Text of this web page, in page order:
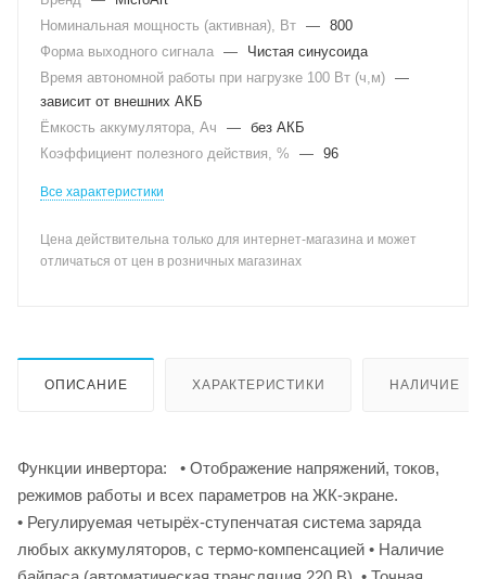
Номинальная мощность (активная), Вт — 800
Форма выходного сигнала —
Чистая синусоида
Время автономной работы при нагрузке 100 Вт (ч,м) —
зависит от внешних АКБ
Ёмкость аккумулятора, Ач
— без АКБ
Коэффициент полезного действия, %
— 96
Все характеристики
Цена действительна только для интернет-магазина и может
отличаться от цен в розничных магазинах
ОПИСАНИЕ ХАРАКТЕРИСТИКИ НАЛИЧИЕ
Функции инвертора: • Отображение напряжений, токов,
режимов работы и всех параметров на ЖК-экране.
• Регулируемая четырёх-ступенчатая система заряда
любых аккумуляторов, с термо-компенсацией • Наличие